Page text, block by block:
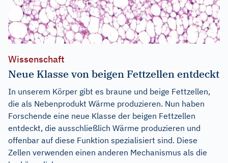
Wissenschaft
Neue Klasse von beigen Fettzellen entdeckt
In unserem Körper gibt es braune und beige Fettzellen,
die als Nebenprodukt Wärme produzieren. Nun haben
Forschende eine neue Klasse der beigen Fettzellen
entdeckt, die ausschließlich Wärme produzieren und
offenbar auf diese Funktion spezialisiert sind. Diese
Zellen verwenden einen anderen Mechanismus als die